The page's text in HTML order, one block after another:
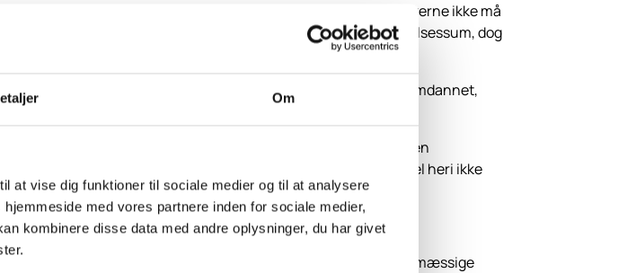
Om
at vise dig funktioner til sociale medier og til at analysere
med vores partnere inden for sociale medier,
kombinere disse data med andre oplysninger, du har givet
den skattemæssige anskaffelsessum for aktierne/anparterne ikke må
for omdannelsen, kan den ske på trods af negativ anskaffelses­sum, dog
negative anskaffelsessum i den virksomhed, der ønskes omdannet,
i virksomhedsskatteordningen omdannes samlet. Den
i f.eks. fast ejendom gennem et K/S eller et I/S, da en andel heri ikke
1999 eller senere.
udstedende selskab skal ske beskatning af en negativ skattemæssige